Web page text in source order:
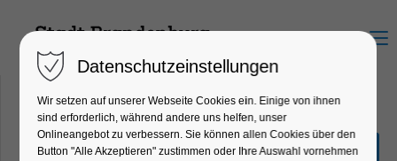
Menu
"Das Holländische Viertel"
Datenschutzeinstellungen
Wir setzen auf unserer Webseite Cookies ein. Einige von ihnen
sind erforderlich, während andere uns helfen, unser
Onlineangebot zu verbessern. Sie können allen Cookies über den
Button "Alle Akzeptieren" zustimmen oder Ihre Auswahl vornehmen